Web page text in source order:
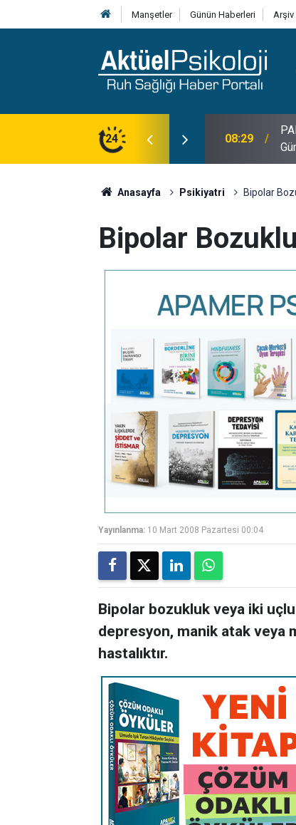
Manşetler Günün Haberleri Arşiv
24
Klinik Özellikleri, Tanı Kriterleri ve
10:30 10
Anasayfa Psikiyatri Bipolar
Bipolar
Yayınlanma: 10 Mart 2008 Pazartesi 00:04
Bipolar bozukluk veya iki
depresyon, manik atak veya
hastalıktır.